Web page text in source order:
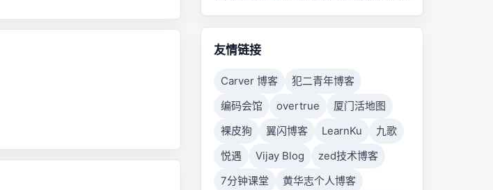
友情链接
Carver 博客
犯二青年博客
编码会馆
overtrue
厦门活地图
裸皮狗
翼闪博客 LearnKu
九歌
悦遇
Vijay Blog
zed技术博客
7分钟课堂
黄华志个人博客